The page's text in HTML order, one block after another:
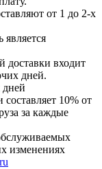
от 1 до 2-х
является
доставки входит
дней.
дней
10% от
за каждые
изменениях